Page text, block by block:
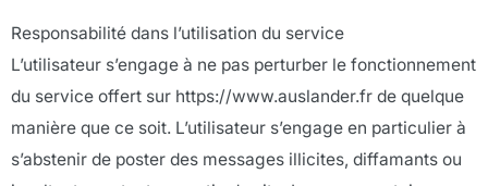
Responsabilité dans l’utilisation du service
L’utilisateur s’engage à ne pas perturber le fonctionnement
du service offert sur https://www.auslander.fr de quelque
manière que ce soit. L’utilisateur s’engage en particulier à
s’abstenir de poster des messages illicites, diffamants ou